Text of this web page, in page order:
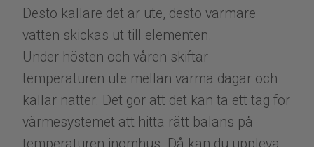
Desto kallare det är ute, desto varmare
vatten skickas ut till elementen.
Under hösten och våren skiftar
temperaturen ute mellan varma dagar och
kallar nätter. Det gör att det kan ta ett tag för
värmesystemet att hitta rätt balans på
temperaturen inomhus. Då kan du uppleva